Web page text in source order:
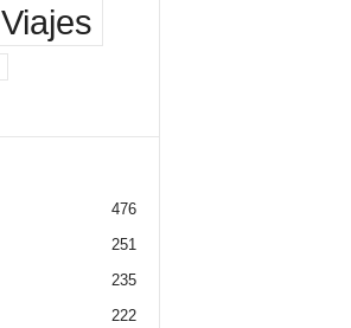
Viajes
476
251
235
222